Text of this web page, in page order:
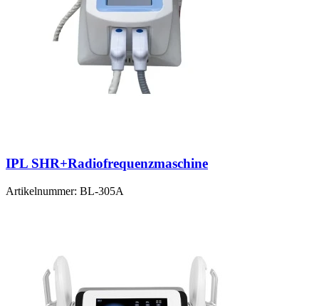
IPL SHR+Radiofrequenzmaschine
Artikelnummer: BL-305A